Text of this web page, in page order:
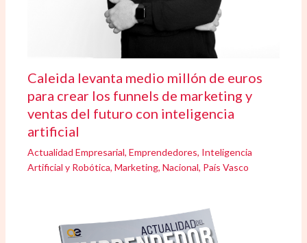
Caleida levanta medio millón de euros
para crear los funnels de marketing y
ventas del futuro con inteligencia
artificial
Actualidad Empresarial,Emprendedores, Inteligencia
Artificial y Robótica,Marketing,Nacional, País Vasco